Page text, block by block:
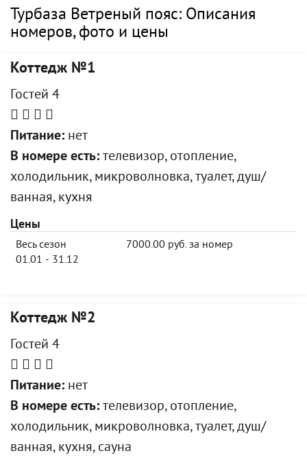
Турбаза Ветреный пояс: Описания
номеров, фото и цены
Коттедж №1
Гостей 4
Питание: нет
В номере есть: телевизор, отопление,
холодильник, микроволновка, туалет, душ/
ванная, кухня
Цены
Весь сезон
01.01 - 31.12
7000.00 руб. за номер
Коттедж №2
Гостей 4
Питание: нет
В номере есть: телевизор, отопление,
холодильник, микроволновка, туалет, душ/
ванная, кухня, сауна